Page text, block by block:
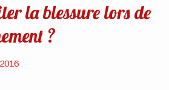
la blessure lors de
?